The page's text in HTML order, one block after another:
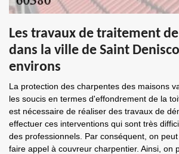
Les travaux de traitement
dans la ville de Saint
environs
La protection des charpentes des maisons
les soucis en termes d'effondrement de la
est nécessaire de réaliser des travaux de
effectuer ces interventions qui sont très
des professionnels. Par conséquent, on
faire appel à couvreur charpentier. Ainsi, on